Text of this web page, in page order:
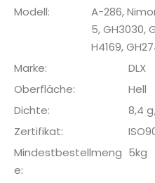
Modell:
A-286,
5, GH3030,
H4169,
Marke:
DLX
Oberfläche:
Hell
Dichte:
8,4
Zertifikat:
Mindestbestellmeng
e:
5kg